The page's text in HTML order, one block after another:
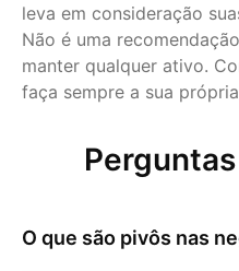
leva em consideração
Não é uma
manter qualquer ativo.
faça sempre a sua
O que são pivôs nas